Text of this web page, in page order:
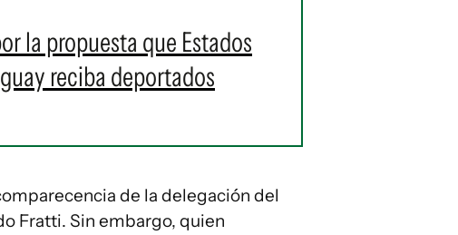
la propuesta que Estados
reciba deportados
de la delegación del
Fratti. Sin embargo, quien